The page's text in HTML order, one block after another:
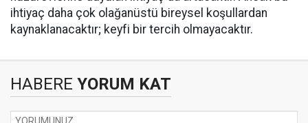
ihtiyaç daha çok olağanüstü bireysel koşullardan
kaynaklanacaktır; keyfi bir tercih olmayacaktır.
HABERE YORUM KAT